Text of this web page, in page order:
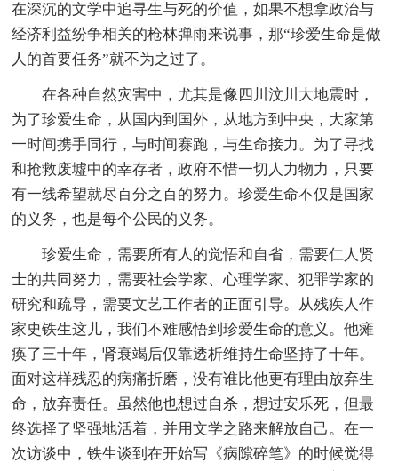
在深沉的文学中追寻生与死的价值，如果不想拿政治与
经济利益纷争相关的枪林弹雨来说事，那“珍爱生命是做
人的首要任务”就不为之过了。
在各种自然灾害中，尤其是像四川汶川大地震时，
为了珍爱生命，从国内到国外，从地方到中央，大家第
一时间携手同行，与时间赛跑，与生命接力。为了寻找
和抢救废墟中的幸存者，政府不惜一切人力物力，只要
有一线希望就尽百分之百的努力。珍爱生命不仅是国家
的义务，也是每个公民的义务。
珍爱生命，需要所有人的觉悟和自省，需要仁人贤
士的共同努力，需要社会学家、心理学家、犯罪学家的
研究和疏导，需要文艺工作者的正面引导。从残疾人作
家史铁生这儿，我们不难感悟到珍爱生命的意义。他瘫
痪了三十年，肾衰竭后仅靠透析维持生命坚持了十年。
面对这样残忍的病痛折磨，没有谁比他更有理由放弃生
命，放弃责任。虽然他也想过自杀，想过安乐死，但最
终选择了坚强地活着，并用文学之路来解放自己。在一
次访谈中，铁生谈到在开始写《病隙碎笔》的时候觉得